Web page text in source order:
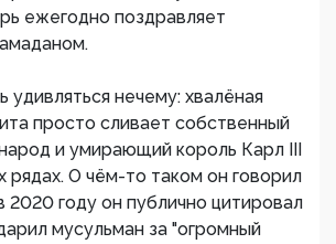
ежегодно поздравляет
удивляться нечему: хвалёная
просто сливает собственный
и умирающий король Карл III
рядах. О чём-то таком он говорил
году он публично цитировал
мусульман за "огромный